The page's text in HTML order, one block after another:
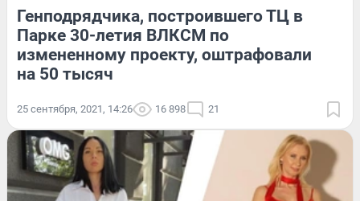
Генподрядчика, построившего ТЦ в
Парке 30-летия ВЛКСМ по
измененному проекту, оштрафовали
на 50 тысяч
25 сентября, 2021, 14:26 16 898 21